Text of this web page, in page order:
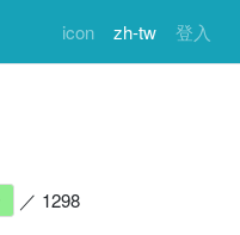
icon zh-tw 登入
／ 1298